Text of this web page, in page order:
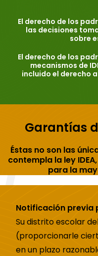
El derecho de los
las decisiones
sobre
El derecho de los
mecanismos de
incluido el derecho
Garantías
Éstas no son las
contempla la ley
para la
Notificación previa
Su distrito escolar
(proporcionarle
en un plazo